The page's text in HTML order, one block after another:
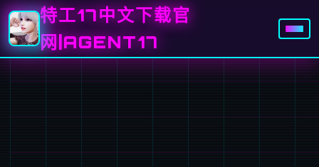
特工17中文下载官
网|AGENT17